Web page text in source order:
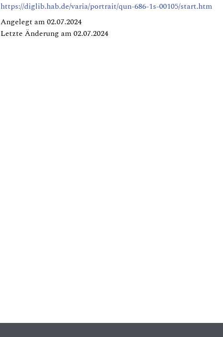
https://diglib.hab.de/varia/portrait/qun-686-1s-00105/start.htm
Angelegt am 02.07.2024
Letzte Änderung am 02.07.2024